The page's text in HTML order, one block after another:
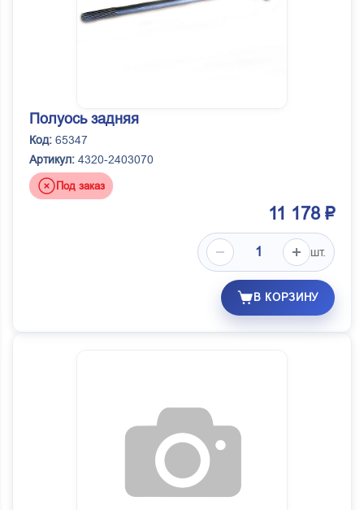
Полуось задняя
Код: 65347
Артикул: 4320-2403070
Под заказ
11 178 ₽
шт.
В КОРЗИНУ